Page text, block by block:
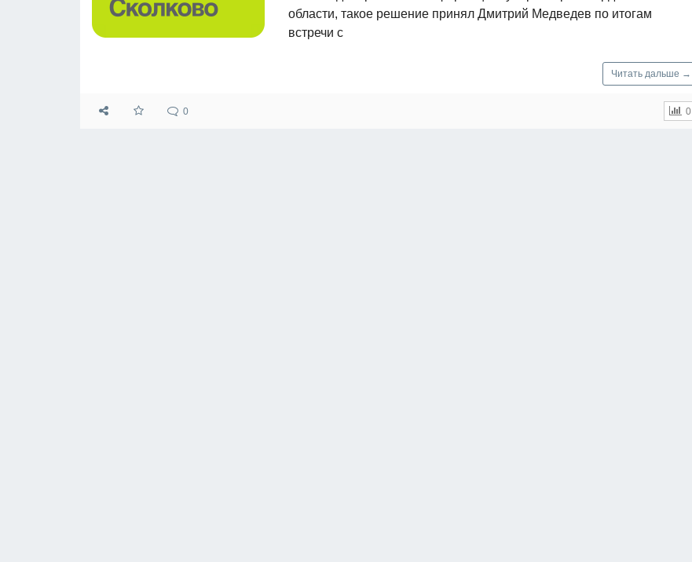
области, такое решение принял Дмитрий Медведев по итогам
встречи с
Читать дальше →
0 0